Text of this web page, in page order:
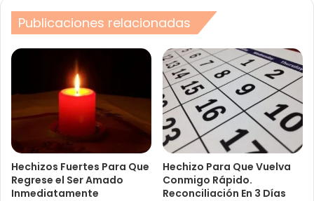
Publicaciones relacionadas
Hechizos Fuertes Para Que
Regrese el Ser Amado
Inmediatamente
Hechizo Para Que Vuelva
Conmigo Rápido.
Reconciliación En 3 Días